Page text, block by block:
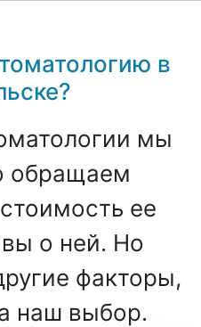
в
мы
обращаем
ее
о ней. Но
факторы,
наш выбор.